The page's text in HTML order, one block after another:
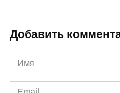
Добавить
Имя
*
Email